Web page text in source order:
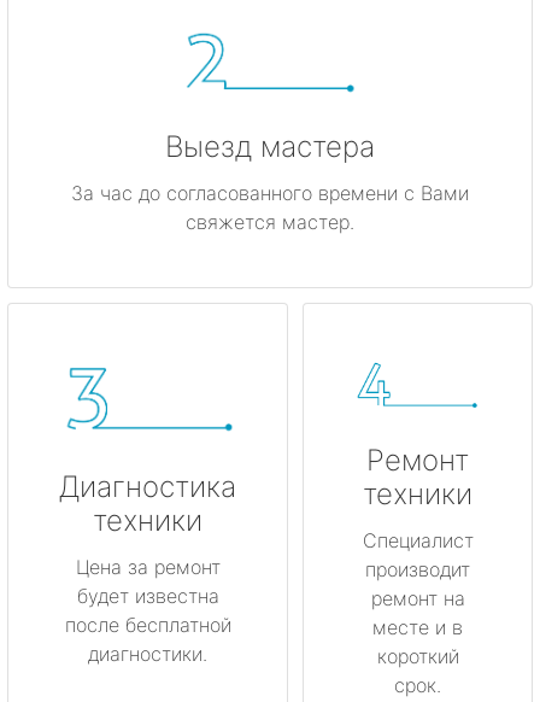
Выезд мастера
За час до согласованного времени с Вами
свяжется мастер.
Диагностика
техники
Цена за ремонт
будет известна
после бесплатной
диагностики.
Ремонт
техники
Специалист
производит
ремонт на
месте и в
короткий
срок.